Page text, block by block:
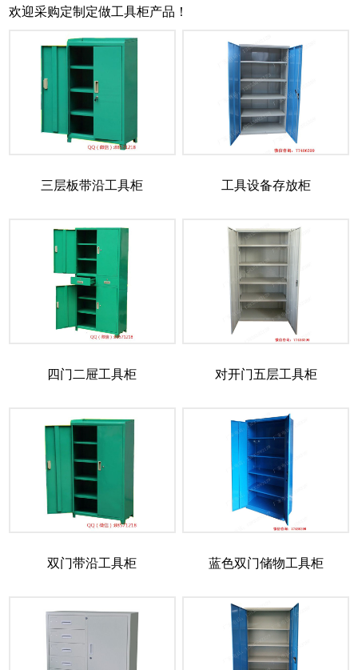
欢迎采购定制定做工具柜产品！
三层板带沿工具柜 工具设备存放柜
四门二屉工具柜 对开门五层工具柜
双门带沿工具柜 蓝色双门储物工具柜